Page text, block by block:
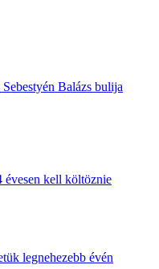
Balázs bulija
évesen kell költöznie
legnehezebb évén